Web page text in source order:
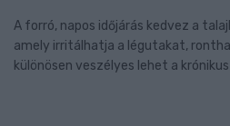
A forró, napos időjárás kedvez a
amely irritálhatja a légutakat,
különösen veszélyes lehet a